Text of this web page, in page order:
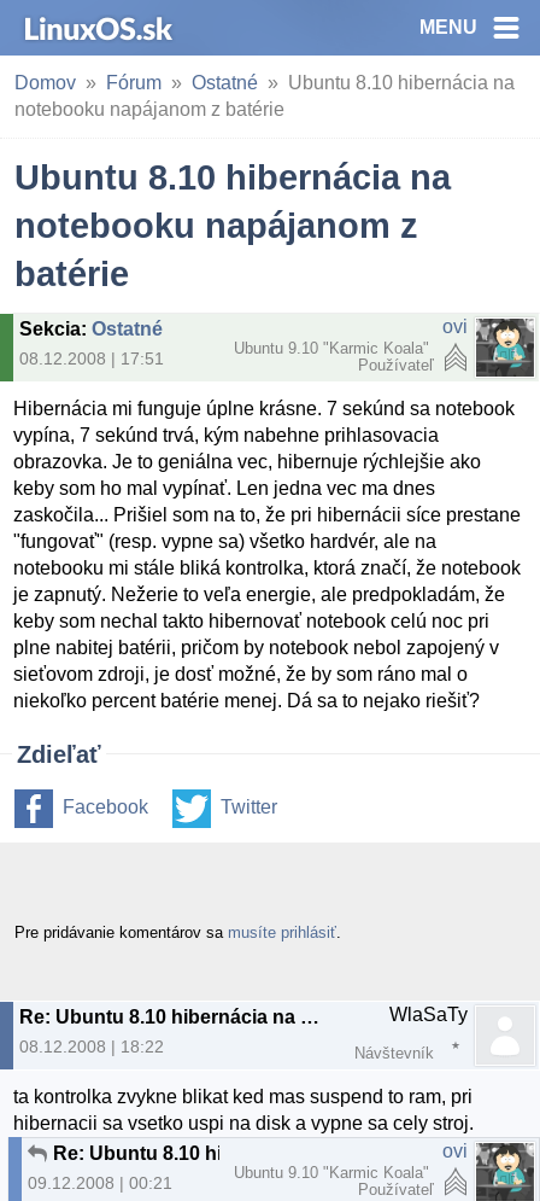
MENU
Domov Fórum Ostatné
Ubuntu 8.10 hibernácia na
notebooku napájanom z batérie
Ubuntu 8.10 hibernácia na
notebooku napájanom z
batérie
Sekcia: Ostatné
08.12.2008 | 17:51
ovi
Ubuntu 9.10 "Karmic Koala"
Používateľ
Hibernácia mi funguje úplne krásne. 7 sekúnd sa notebook
vypína, 7 sekúnd trvá, kým nabehne prihlasovacia
obrazovka. Je to geniálna vec, hibernuje rýchlejšie ako
keby som ho mal vypínať. Len jedna vec ma dnes
zaskočila... Prišiel som na to, že pri hibernácii síce prestane
"fungovať" (resp. vypne sa) všetko hardvér, ale na
notebooku mi stále bliká kontrolka, ktorá značí, že notebook
je zapnutý. Nežerie to veľa energie, ale predpokladám, že
keby som nechal takto hibernovať notebook celú noc pri
plne nabitej batérii, pričom by notebook nebol zapojený v
sieťovom zdroji, je dosť možné, že by som ráno mal o
niekoľko percent batérie menej. Dá sa to nejako riešiť?
Zdieľať
Facebook Twitter
Pre pridávanie komentárov sa musíte prihlásiť
Re: Ubuntu 8.10 hibernácia na notebooku napájanom z batérie
08.12.2008 | 18:22
WlaSaTy
Návštevník
ta kontrolka zvykne blikat ked mas suspend to ram, pri
hibernacii sa vsetko uspi na disk a vypne sa cely stroj.
09.12.2008 | 00:21
ovi
Ubuntu 9.10 "Karmic Koala"
Používateľ